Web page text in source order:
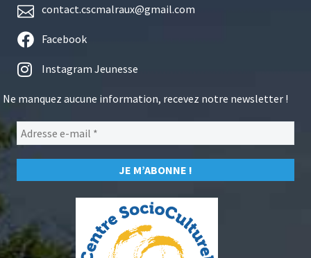
contact.cscmalraux@gmail.com
Facebook
Instagram Jeunesse
Ne manquez aucune information, recevez notre newsletter !